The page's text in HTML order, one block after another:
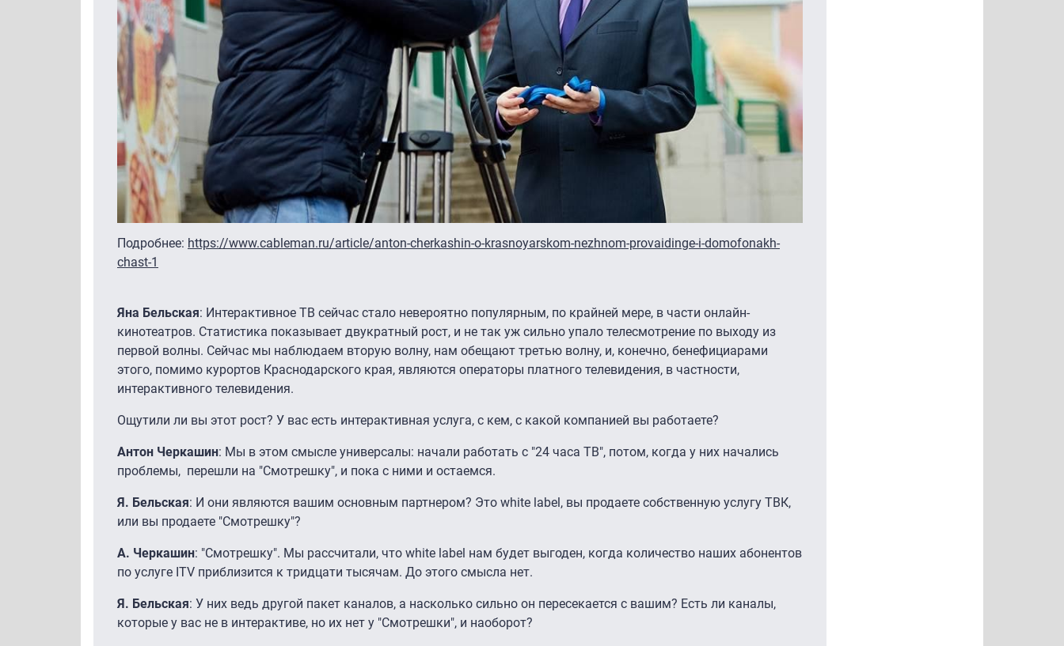
Подробнее: https://www.cableman.ru/article/anton-cherkashin-o-krasnoyarskom-nezhnom-provaidinge-i-domofonakh-
chast-1
Яна Бельская: Интерактивное ТВ сейчас стало невероятно популярным, по крайней мере, в части онлайн-
кинотеатров. Статистика показывает двукратный рост, и не так уж сильно упало телесмотрение по выходу из
первой волны. Сейчас мы наблюдаем вторую волну, нам обещают третью волну, и, конечно, бенефициарами
этого, помимо курортов Краснодарского края, являются операторы платного телевидения, в частности,
интерактивного телевидения.
Ощутили ли вы этот рост? У вас есть интерактивная услуга, с кем, с какой компанией вы работаете?
Антон Черкашин: Мы в этом смысле универсалы: начали работать с "24 часа ТВ", потом, когда у них начались
проблемы, перешли на "Смотрешку", и пока с ними и остаемся.
Я. Бельская: И они являются вашим основным партнером? Это white label, вы продаете собственную услугу ТВК,
или вы продаете "Смотрешку"?
А. Черкашин: "Смотрешку". Мы рассчитали, что white label нам будет выгоден, когда количество наших абонентов
по услуге ITV приблизится к тридцати тысячам. До этого смысла нет.
Я. Бельская: У них ведь другой пакет каналов, а насколько сильно он пересекается с вашим? Есть ли каналы,
которые у вас не в интерактиве, но их нет у "Смотрешки", и наоборот?